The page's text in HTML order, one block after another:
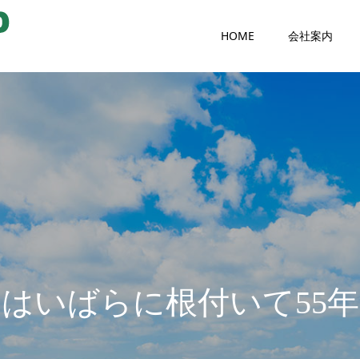
HOME 会社案内
はい ばらに 根付いて55年
いろんな人と 出会